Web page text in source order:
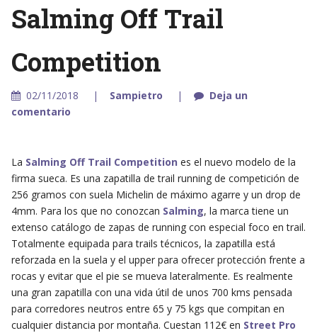
Salming Off Trail
Competition
02/11/2018 Sampietro
Deja un
comentario
La Salming Off Trail Competition es el nuevo modelo de la
firma sueca. Es una zapatilla de trail running de competición de
256 gramos con suela Michelin de máximo agarre y un drop de
4mm. Para los que no conozcan Salming, la marca tiene un
extenso catálogo de zapas de running con especial foco en trail.
Totalmente equipada para trails técnicos, la zapatilla está
reforzada en la suela y el upper para ofrecer protección frente a
rocas y evitar que el pie se mueva lateralmente. Es realmente
una gran zapatilla con una vida útil de unos 700 kms pensada
para corredores neutros entre 65 y 75 kgs que compitan en
cualquier distancia por montaña. Cuestan 112€ en Street Pro